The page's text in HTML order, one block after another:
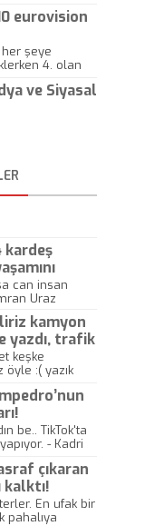
eurovision
her şeye
4. olan
yarışmada
anlamıştır.
ve Siyasal
kardeş
can insan
Uraz
kamyon
yazdı, trafik
keşke
öyle :( yazık
be.. TikTok'ta
- Kadri
çıkaran
kalktı!
En ufak bir
pahalıya